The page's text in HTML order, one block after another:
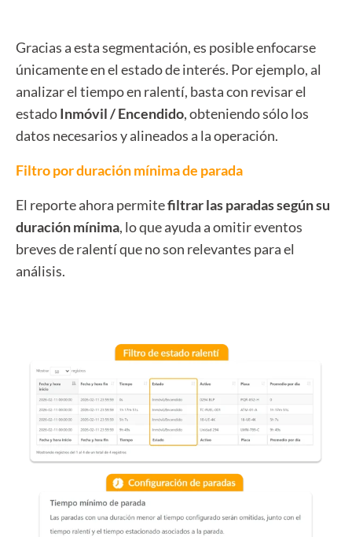
Gracias a esta segmentación, es posible enfocarse
únicamente en el estado de interés. Por ejemplo, al
analizar el tiempo en ralentí, basta con revisar el
estadoInmóvil / Encendido, obteniendo sólo los
datos necesarios y alineados a la operación.
Filtro por duración mínima de parada
El reporte ahora permitefiltrar las paradas según su
duración mínima, lo que ayuda a omitir eventos
breves de ralentí que no son relevantes para el
análisis.